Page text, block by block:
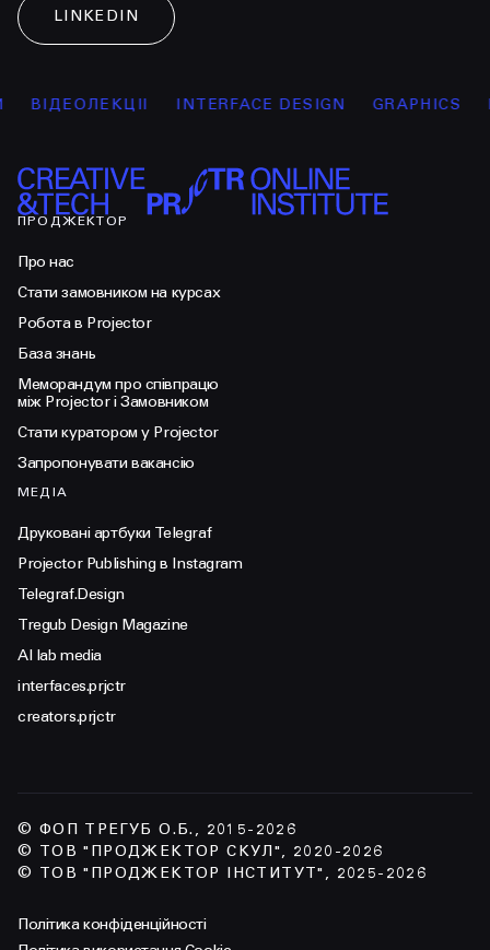
LINKEDIN
INTERFACE DESIGN GRAPHICS
ПРОДЖЕКТОР
Про нас
Стати замовником на курсах
Робота в Projector
База знань
Меморандум про співпрацю
між Projector і Замовником
Стати куратором у Projector
Запропонувати вакансію
МЕДІА
Друковані артбуки Telegraf
Projector Publishing в Instagram
Telegraf.Design
Tregub Design Magazine
AI lab media
interfaces.prjctr
creators.prjctr
© ФОП ТРЕГУБ О.Б., 2015-2026
© ТОВ "ПРОДЖЕКТОР СКУЛ", 2020-2026
© ТОВ "ПРОДЖЕКТОР ІНСТИТУТ", 2025-2026
Політика конфіденційності